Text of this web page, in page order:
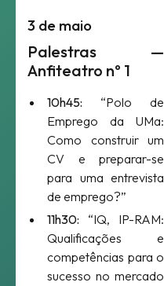
3 de maio
Palestras —
Anfiteatro nº 1
10h45: “Polo de
Emprego da UMa:
Como construir um
CV e preparar-se
para uma entrevista
de emprego?”
11h30: “IQ, IP-RAM:
Qualificações e
competências para o
sucesso no mercado